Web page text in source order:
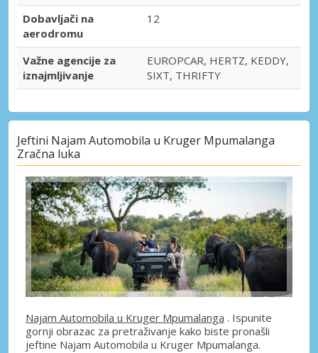
Dobavljači na
aerodromu
12
Važne agencije za
iznajmljivanje
EUROPCAR, HERTZ, KEDDY,
SIXT, THRIFTY
Jeftini Najam Automobila u Kruger Mpumalanga
Zračna luka
Najam Automobila u Kruger Mpumalanga . Ispunite
gornji obrazac za pretraživanje kako biste pronašli
jeftine Najam Automobila u Kruger Mpumalanga.